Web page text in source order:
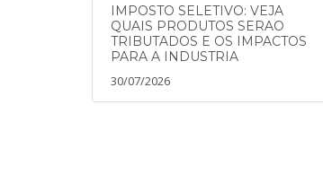
IMPOSTO SELETIVO: VEJA
QUAIS PRODUTOS SERAO
TRIBUTADOS E OS IMPACTOS
PARA A INDUSTRIA
30/07/2026